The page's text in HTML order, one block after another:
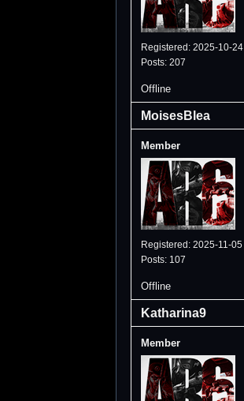
Registered: 2025-10-24
Posts: 207
Offline
MoisesBlea
Member
Registered: 2025-11-05
Posts: 107
Offline
Katharina9
Member